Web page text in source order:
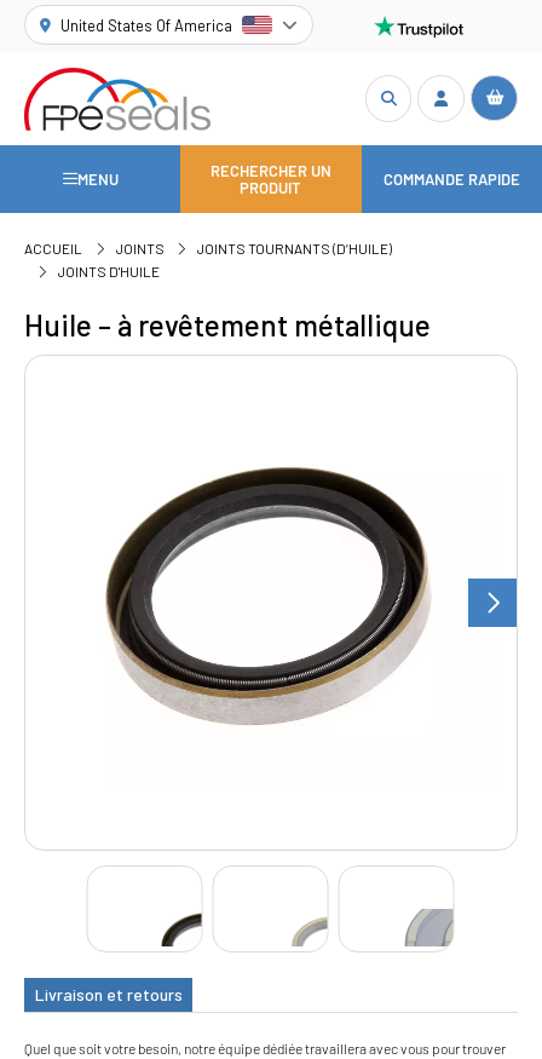
United States Of America
MENU
RECHERCHER UN
PRODUIT
COMMANDE RAPIDE
ACCUEIL JOINTS
JOINTS TOURNANTS (D’HUILE)
JOINTS D'HUILE
Huile – à revêtement métallique
Livraison et retours
Quel que soit votre besoin, notre équipe dédiée travaillera avec vous pour trouver